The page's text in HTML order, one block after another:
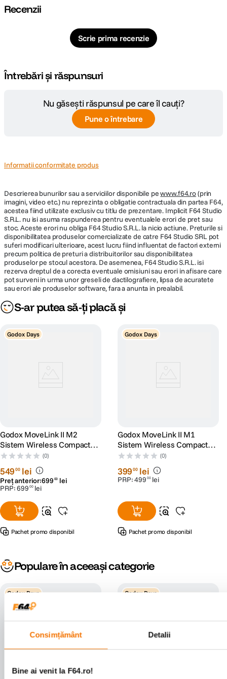
Consimțământ Detalii
Bine ai venit la F64.ro!
DETALII PRODUCATOR
Cod producator D204261
Recenzii
Scrie prima recenzie
Întrebări și răspunsuri
Nu găsești răspunsul pe care îl cauți?
Pune o întrebare
Informatii conformitate produs
Descrierea bunurilor sau a serviciilor disponibile pewww.f64.ro(prin
imagini, video etc.) nu reprezinta o obligatie contractuala din partea F64,
acestea fiind utilizate exclusiv cu titlu de prezentare. Implicit F64 Studio
S.R.L. nu isi asuma raspunderea pentru eventualele erori de pret sau
stoc. Aceste erori nu obliga F64 Studio S.R.L. la nicio actiune. Preturile si
disponibilitatea produselor comercializate de catre F64 Studio SRL pot
suferi modificari ulterioare, acest lucru fiind influentat de factori externi
precum politica de preturi a distribuitorilor sau disponibilitatea
produselor pe stocul acestora. De asemenea, F64 Studio S.R.L. isi
rezerva dreptul de a corecta eventuale omisiuni sau erori in afisare care
pot surveni in urma unor greseli de dactilografiere, lipsa de acuratete
sau erori ale produselor software, fara a anunta in prealabil.
S-ar putea să-ți placă și
Godox Days
Godox MoveLink II M2
Sistem Wireless Compact
Negru
(0)
54900 lei
Preț anterior:699 00 lei
PRP:699 00 lei
Pachet promo disponibil
Godox Days
Godox MoveLink II M1
Sistem Wireless Compact
Negru
(0)
39900 lei
PRP:499 00 lei
Pachet promo disponibil
Populare în aceeași categorie
Godox Days Godox Days